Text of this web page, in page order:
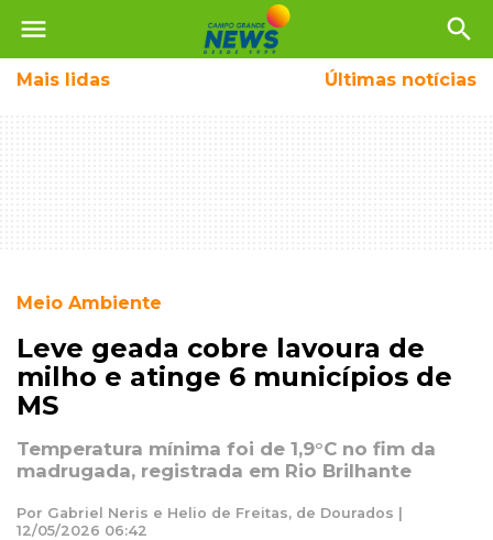
menu search
Mais lidas Últimas notícias
Meio Ambiente
Leve geada cobre lavoura de
milho e atinge 6 municípios de
MS
Temperatura mínima foi de 1,9°C no fim da
madrugada, registrada em Rio Brilhante
Por Gabriel Neris e Helio de Freitas, de Dourados |
12/05/2026 06:42